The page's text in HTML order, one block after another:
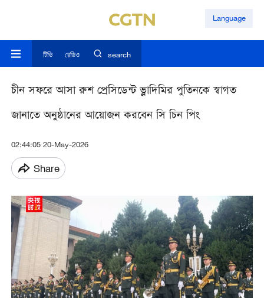
Language
টিভি রেডিও search
চীন সফরে আসা রুশ প্রেসিডেন্ট ভ্লাদিমির পুতিনকে স্বাগত
জানাতে অনুষ্ঠানের আয়োজন করবেন সি চিন পিং
02:44:05 20-May-2026
Share